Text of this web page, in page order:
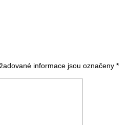
informace jsou označeny *